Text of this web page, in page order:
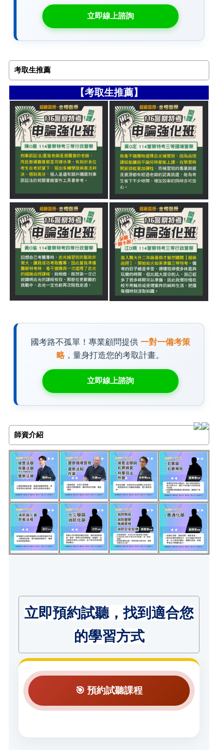
立即線上諮詢
考取生推薦
【考取生推薦】
國考路不孤單！專業顧問提供 一對一備考策
略，量身打造您的考取計畫。
立即線上諮詢
師資介紹
立即預約試聽，找到適合您
的學習方式
🎯 預約試聽課程